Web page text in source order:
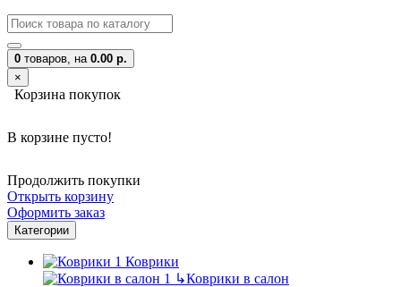
0 товаров, на 0.00 р.
×
Корзина покупок
В корзине пусто!
Продолжить покупки
Открыть корзину
Оформить заказ
Категории
Коврики
↳Коврики в салон